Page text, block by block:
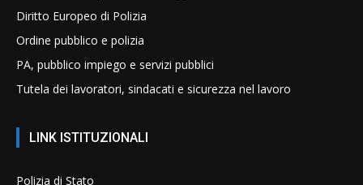
Diritto Europeo di Polizia
Ordine pubblico e polizia
PA, pubblico impiego e servizi pubblici
Tutela dei lavoratori, sindacati e sicurezza nel lavoro
LINK ISTITUZIONALI
Polizia di Stato